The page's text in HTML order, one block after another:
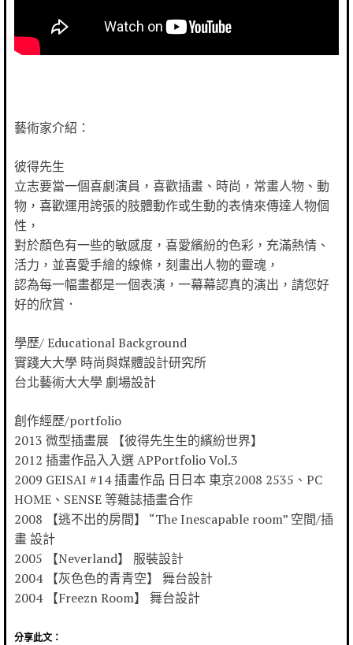
藝術家介紹：
彼得先生
立志要當一個喜劇演員，喜歡插畫、時尚，常畫人物、動
物，喜歡運用誇張的肢體動作或生動的表情來傳達人物個
性，
對於顏色有一些的敏感度，喜愛繽紛的色彩，充滿熱情、
活力，並喜愛手繪的線條，刻畫出人物的靈魂，
認為每一幅畫都是一個表演，一幕幕認真的演出，請您好
好的欣賞．
學歷/ Educational Background
實踐⼤大學 時尚與媒體設計研究所
台北藝術⼤大學 劇場設計
創作經歷/portfolio
2013 微型插畫展 【彼得先⽣生的繽紛世界】
2012 插畫作品⼊入選 APPortfolio Vol.3
2009 GEISAI #14 插畫作品 ⽇日本 東京2008 2535、PC
HOME、SENSE 等雜誌插畫合作
2008 【逃不出的房間】 “The Inescapable room” 空間/插
畫 設計
2005 【Neverland】 服裝設計
2004 【灰⾊色的⻘青空】 舞台設計
2004 【Freezn Room】 舞台設計
分享此文：